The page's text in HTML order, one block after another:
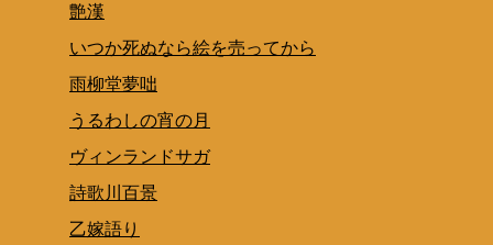
艶漢
いつか死ぬなら絵を売ってから
雨柳堂夢咄
うるわしの宵の月
ヴィンランドサガ
詩歌川百景
乙嫁語り